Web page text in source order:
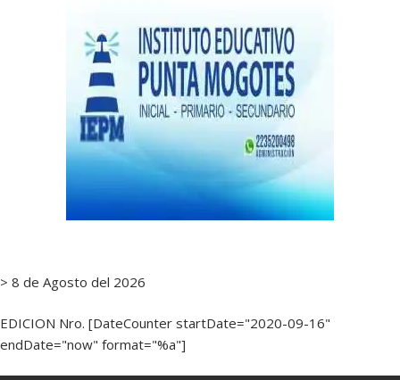
> 8 de Agosto del 2026
EDICION Nro. [DateCounter startDate="2020-09-16"
endDate="now" format="%a"]